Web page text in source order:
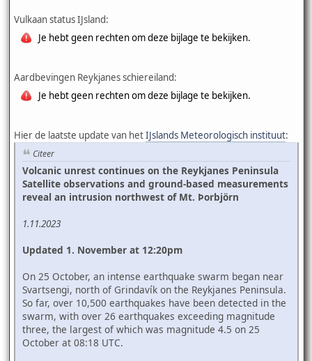
Vulkaan status IJsland:
Je hebt geen rechten om deze bijlage te bekijken.
Aardbevingen Reykjanes schiereiland:
Je hebt geen rechten om deze bijlage te bekijken.
Hier de laatste update van hetIJslands Meteorologisch instituut:
Citeer
Volcanic unrest continues on the Reykjanes Peninsula
Satellite observations and ground-based measurements
reveal an intrusion northwest of Mt. Þorbjörn
1.11.2023
Updated 1. November at 12:20pm
On 25 October, an intense earthquake swarm began near
Svartsengi, north of Grindavík on the Reykjanes Peninsula.
So far, over 10,500 earthquakes have been detected in the
swarm, with over 26 earthquakes exceeding magnitude
three, the largest of which was magnitude 4.5 on 25
October at 08:18 UTC.